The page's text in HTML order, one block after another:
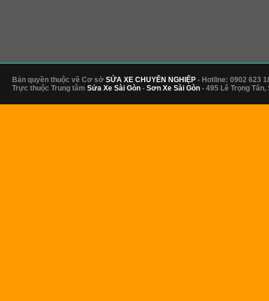
Bản quyền thuộc về Cơ sở SỬA XE CHUYÊN NGHIỆP- Hotline: 0902 623
Trực thuộc Trung tâm Sửa Xe Sài Gòn- Sơn Xe Sài Gòn- 495 Lê Trọng Tấn,